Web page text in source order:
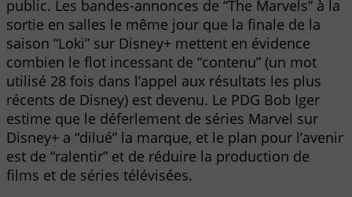
public. Les bandes-annonces de “The Marvels” à la
sortie en salles le même jour que la finale de la
saison “Loki” sur Disney+ mettent en évidence
combien le flot incessant de “contenu” (un mot
utilisé 28 fois dans l’appel aux résultats les plus
récents de Disney) est devenu. Le PDG Bob Iger
estime que le déferlement de séries Marvel sur
Disney+ a “dilué” la marque, et le plan pour l’avenir
est de “ralentir” et de réduire la production de
films et de séries télévisées.